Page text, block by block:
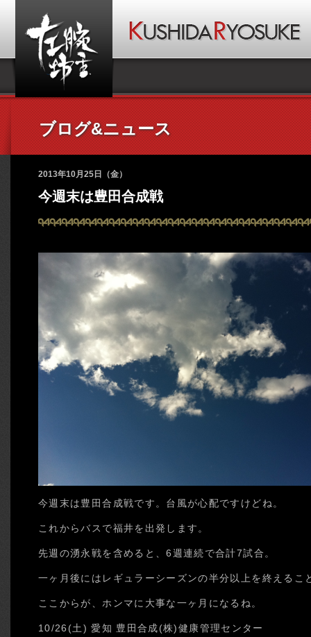
ブログ&ニュース
2013年10月25日（金）
今週末は豊田合成戦
今週末は豊田合成戦です。台風が心配ですけどね。
これからバスで福井を出発します。
先週の湧永戦を含めると、6週連続で合計7試合。
一ヶ月後にはレギュラーシーズンの半分以上を終えるこ
ここからが、ホンマに大事な一ヶ月になるね。
10/26(土) 愛知 豊田合成(株)健康管理センター